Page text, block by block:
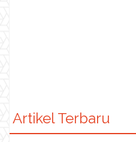
Artikel Terbaru